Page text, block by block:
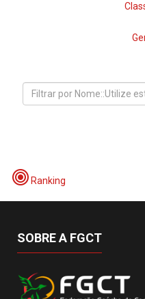
Ranking
SOBRE A FGCT